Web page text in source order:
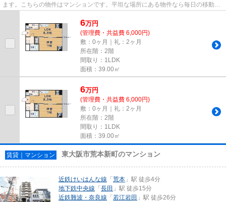
ます。こちらの物件はマンションです。平坦な場所にある物件なら毎日の移動も
快適です。付近に駅が2駅あり...
6万円
(管理費・共益費 6,000円)
敷：0ヶ月｜礼：2ヶ月
所在階：2階
間取り：1LDK
面積：39.00㎡
6万円
(管理費・共益費 6,000円)
敷：0ヶ月｜礼：2ヶ月
所在階：2階
間取り：1LDK
面積：39.00㎡
賃貸｜マンション 東大阪市荒本新町のマンション
近鉄けいはんな線 「荒本 」駅 徒歩4分
地下鉄中央線 「長田 」駅 徒歩15分
近鉄難波・奈良線 「若江岩田 」駅 徒歩26分